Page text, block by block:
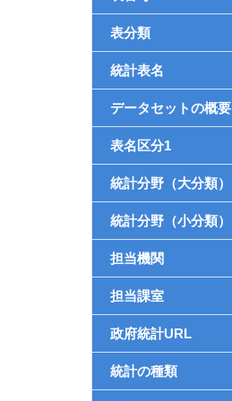
表分類
統計表名
データセットの概要
表名区分1
統計分野（大分類）
統計分野（小分類）
担当機関
担当課室
政府統計URL
統計の種類